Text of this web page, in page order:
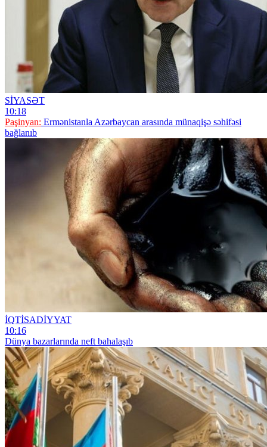
SİYASƏT
10:18
Paşinyan: Ermənistanla Azərbaycan arasında münaqişə səhifəsi
bağlanıb
İQTİSADİYYAT
10:16
Dünya bazarlarında neft bahalaşıb